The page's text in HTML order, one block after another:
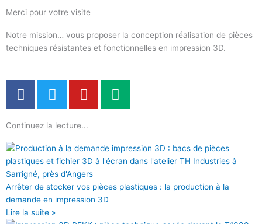
Merci pour votre visite
Notre mission… vous proposer la conception réalisation de pièces
techniques résistantes et fonctionnelles en impression 3D.
F
a
e
b
o
o
k
T
w
t
t
e
r
Y
o
t
u
b
e
M
e
u
m
Continuez la lecture...
Arrêter de stocker vos pièces plastiques : la production à la
demande en impression 3D
Lire la suite »